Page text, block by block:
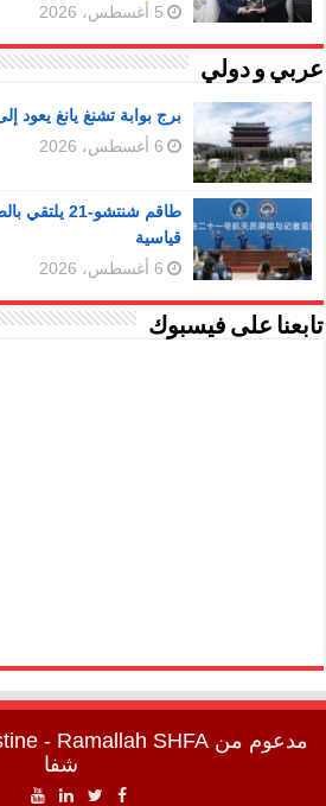
5 أغسطس، 2026
عربي و دولي
برج بوابة تشنغ يانغ يعود
6 أغسطس، 2026
طاقم شنتشو-
قياسية
6 أغسطس، 2026
تابعنا على فيسبوك
مدعوم من - Ramallah SHFA
شفا